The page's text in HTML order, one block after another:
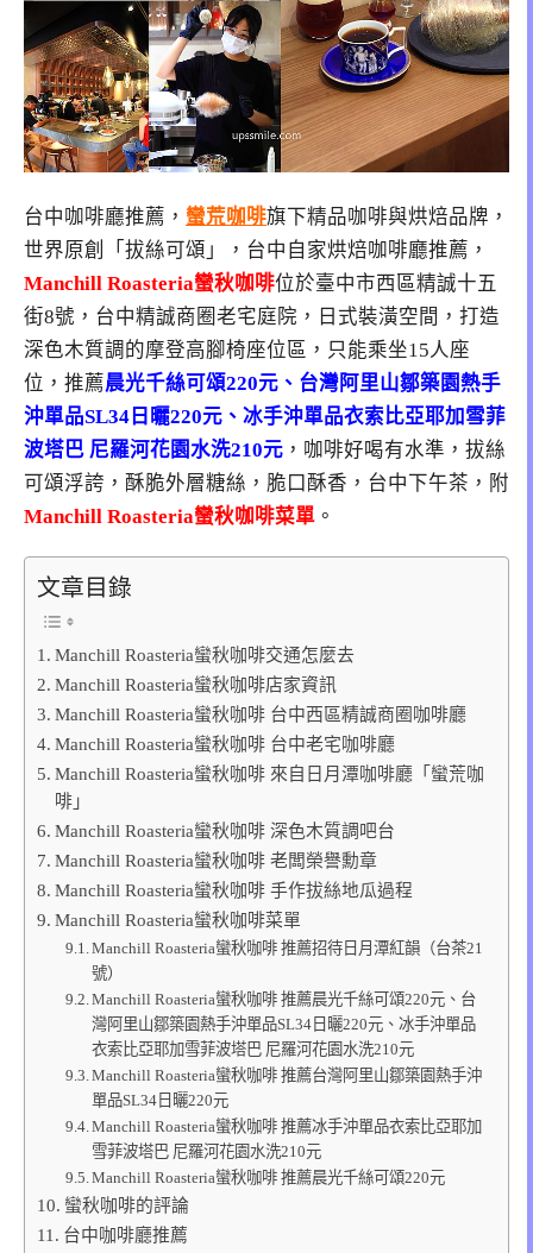
台中咖啡廳推薦， 蠻荒咖啡旗下精品咖啡與烘焙品牌，
世界原創「拔絲可頌」，台中自家烘焙咖啡廳推薦，
Manchill Roasteria蠻秋咖啡位於臺中市西區精誠十五
街8號，台中精誠商圈老宅庭院，日式裝潢空間，打造
深色木質調的摩登高腳椅座位區，只能乘坐15人座
位，推薦晨光千絲可頌220元、台灣阿里山鄒築園熱手
沖單品SL34日曬220元、冰手沖單品衣索比亞耶加雪菲
波塔巴 尼羅河花園水洗210元 ，咖啡好喝有水準，拔絲
可頌浮誇，酥脆外層糖絲，脆口酥香，台中下午茶，附
Manchill Roasteria蠻秋咖啡菜單 。
文章目錄
Manchill Roasteria蠻秋咖啡交通怎麼去
Manchill Roasteria蠻秋咖啡店家資訊
Manchill Roasteria蠻秋咖啡 台中西區精誠商圈咖啡廳
Manchill Roasteria蠻秋咖啡 台中老宅咖啡廳
Manchill Roasteria蠻秋咖啡 來自日月潭咖啡廳「蠻荒咖
啡」
Manchill Roasteria蠻秋咖啡 深色木質調吧台
Manchill Roasteria蠻秋咖啡 老闆榮譽勳章
Manchill Roasteria蠻秋咖啡 手作拔絲地瓜過程
Manchill Roasteria蠻秋咖啡菜單
Manchill Roasteria蠻秋咖啡 推薦招待日月潭紅韻（台茶21
號）
Manchill Roasteria蠻秋咖啡 推薦晨光千絲可頌220元、台
灣阿里山鄒築園熱手沖單品SL34日曬220元、冰手沖單品
衣索比亞耶加雪菲波塔巴 尼羅河花園水洗210元
Manchill Roasteria蠻秋咖啡 推薦台灣阿里山鄒築園熱手沖
單品SL34日曬220元
Manchill Roasteria蠻秋咖啡 推薦冰手沖單品衣索比亞耶加
雪菲波塔巴 尼羅河花園水洗210元
Manchill Roasteria蠻秋咖啡 推薦晨光千絲可頌220元
蠻秋咖啡的評論
台中咖啡廳推薦